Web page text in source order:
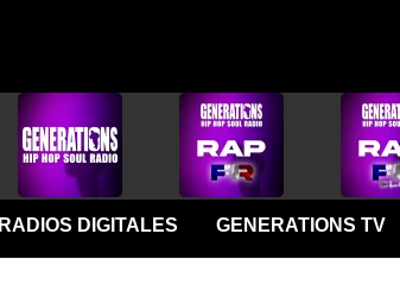
RADIOS DIGITALES GENERATIONS TV